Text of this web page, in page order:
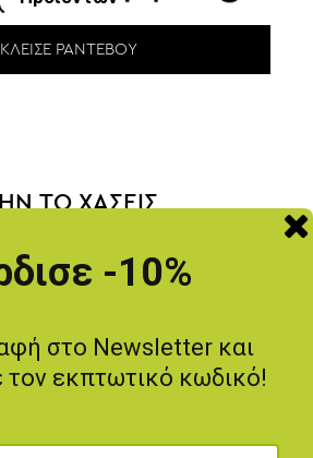
ΚΛΕΊΣΕ ΡΑΝΤΕΒΟΎ
ΤΟ ΧΑΣΕΙΣ
-10%
στο Newsletter και
τον εκπτωτικό κωδικό!